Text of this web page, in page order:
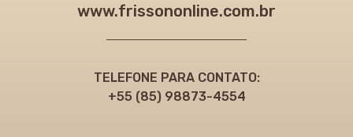
www.frissononline.com.br
TELEFONE PARA CONTATO:
+55 (85) 98873-4554